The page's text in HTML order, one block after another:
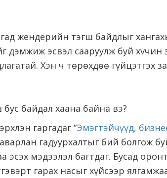
жендерийн тэгш байдлыг
дэмжиж эсвэл сааруулж буй хvчин
Хэн ч төрөхдөө гүйцэтгэх
байдал хаана байна вэ?
гаргадаг “Эмэгтэйчүүд,
гадуурхалтыг бий болгож
эсэх мэдээлэл багтдаг. Бусад
гарах насыг хүйсээр